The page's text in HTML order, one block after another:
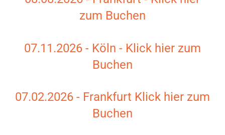
zum Buchen
07.11.2026 - Köln - Klick hier zum
Buchen
07.02.2026 - Frankfurt Klick hier zum
Buchen